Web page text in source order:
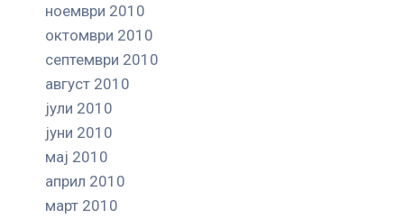
ноември 2010
октомври 2010
септември 2010
август 2010
јули 2010
јуни 2010
мај 2010
април 2010
март 2010